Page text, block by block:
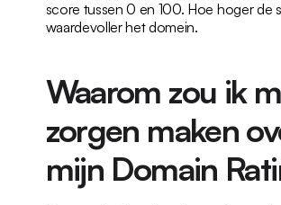
score tussen 0 en 100. Hoe hoger de
waardevoller het domein.
Waarom zou ik
zorgen maken
mijn Domain